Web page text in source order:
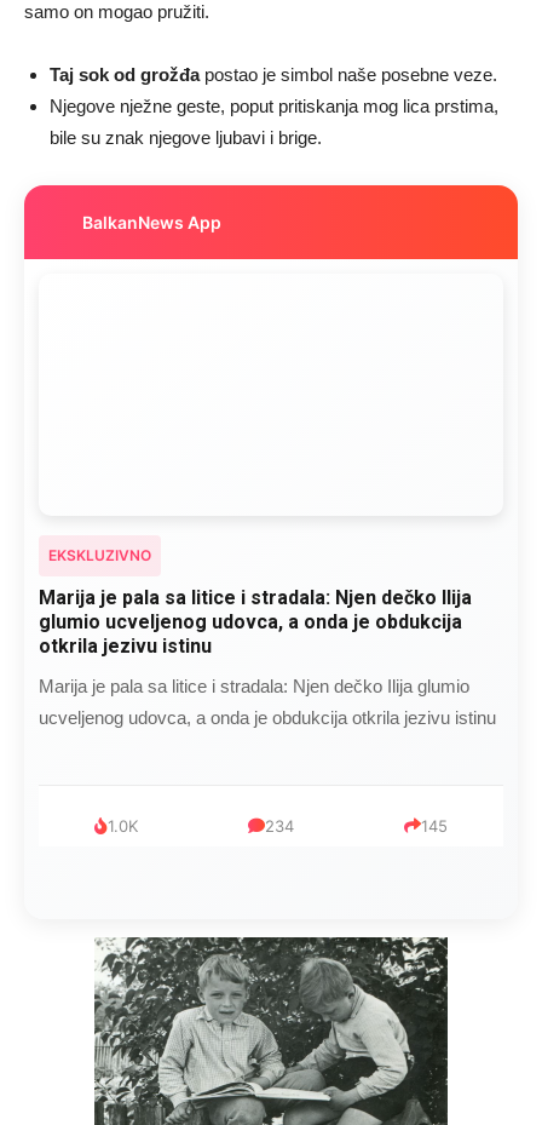
samo on mogao pružiti.
Taj sok od grožđapostao je simbol naše posebne veze.
Njegove nježne geste, poput pritiskanja mog lica prstima,
bile su znak njegove ljubavi i brige.
BalkanNews App
EKSKLUZIVNO
Marija je pala sa litice i stradala: Njen dečko Ilija
glumio ucveljenog udovca, a onda je obdukcija
otkrila jezivu istinu
Marija je pala sa litice i stradala: Njen dečko Ilija glumio
ucveljenog udovca, a onda je obdukcija otkrila jezivu istinu
1.0K 234 145